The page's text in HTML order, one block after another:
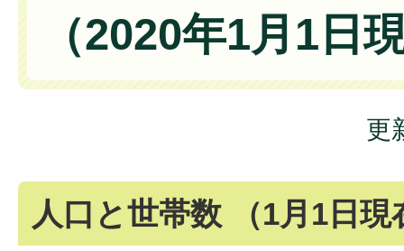
（2020年1月1日
更
人口と世帯数 （1月1日現